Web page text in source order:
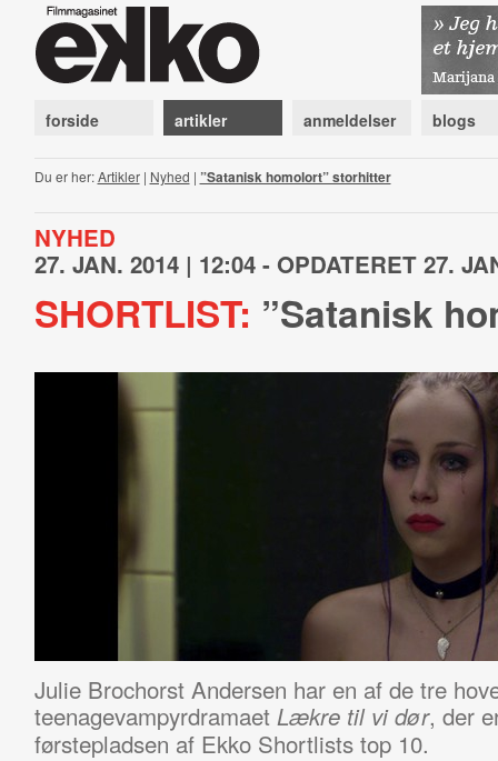
forside artikler anmeldelser blogs
Du er her:Artikler| Nyhed | ”Satanisk homolort” storhitter
NYHED
27. JAN. 2014 | 12:04 - OPDATERET 27.
SHORTLIST: ”Satanisk
Julie Brochorst Andersen har en af de tre
teenagevampyrdramaet Lækre til vi dør, der
førstepladsen af Ekko Shortlists top 10.